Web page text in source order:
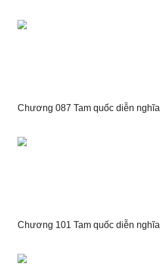
Chương 087 Tam quốc diễn nghĩa
Chương 101 Tam quốc diễn nghĩa